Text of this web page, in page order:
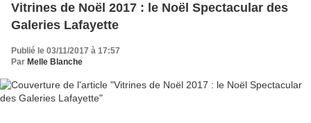
Vitrines de Noël 2017 : le Noël Spectacular des
Galeries Lafayette
Publié le 03/11/2017 à 17:57
Par Melle Blanche